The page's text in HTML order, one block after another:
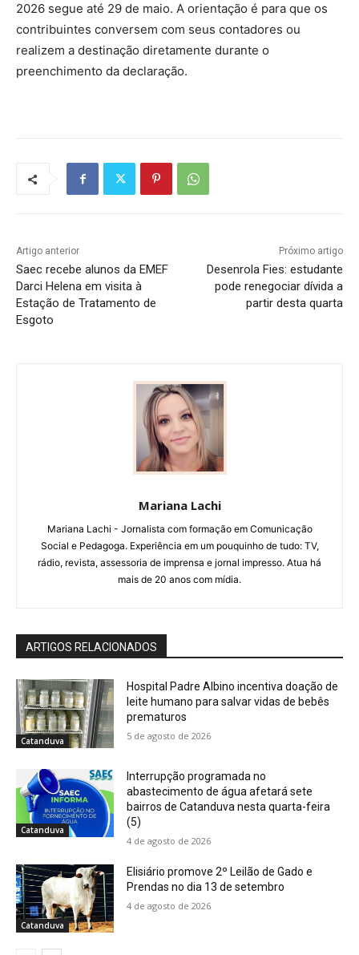
2026 segue até 29 de maio. A orientação é para que os
contribuintes conversem com seus contadores ou
realizem a destinação diretamente durante o
preenchimento da declaração.
Artigo anterior
Saec recebe alunos da EMEF
Darci Helena em visita à
Estação de Tratamento de
Esgoto
Próximo artigo
Desenrola Fies: estudante
pode renegociar dívida a
partir desta quarta
Mariana Lachi
Mariana Lachi - Jornalista com formação em Comunicação
Social e Pedagoga. Experiência em um pouquinho de tudo: TV,
rádio, revista, assessoria de imprensa e jornal impresso. Atua há
mais de 20 anos com mídia.
ARTIGOS RELACIONADOS
Catanduva
Hospital Padre Albino incentiva doação de
leite humano para salvar vidas de bebês
prematuros
5 de agosto de 2026
Catanduva
Interrupção programada no
abastecimento de água afetará sete
bairros de Catanduva nesta quarta-feira
(5)
4 de agosto de 2026
Catanduva
Elisiário promove 2º Leilão de Gado e
Prendas no dia 13 de setembro
4 de agosto de 2026